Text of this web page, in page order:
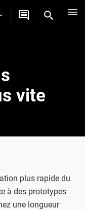
vite
plus rapide du
à des prototypes
une longueur